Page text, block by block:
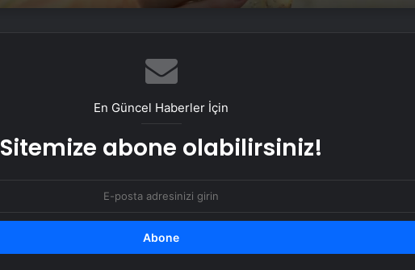
Ergenlikte çürük dişler asosyal
Dizdeki ağrıya ‘tıkaç’la son
En Güncel Haberler İçin
Sitemize abone olabilirsiniz!